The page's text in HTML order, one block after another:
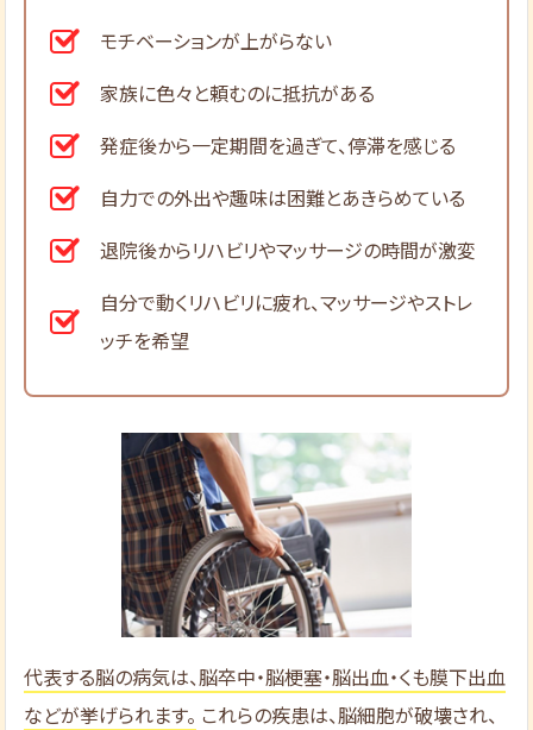
モチベーションが上がらない
家族に色々と頼むのに抵抗がある
発症後から一定期間を過ぎて、停滞を感じる
自力での外出や趣味は困難とあきらめている
退院後からリハビリやマッサージの時間が激変
自分で動くリハビリに疲れ、マッサージやストレ
ッチを希望
代表する脳の病気は、脳卒中・脳梗塞・脳出血・くも膜下出血
などが挙げられます。 これらの疾患は、脳細胞が破壊され、